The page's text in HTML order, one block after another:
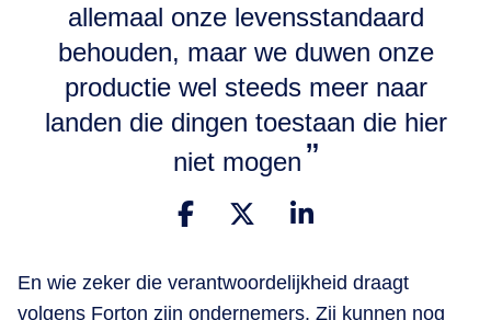
allemaal onze levensstandaard
behouden, maar we duwen onze
productie wel steeds meer naar
landen die dingen toestaan die hier
niet mogen
En wie zeker die verantwoordelijkheid draagt
volgens Forton zijn ondernemers. Zij kunnen nog